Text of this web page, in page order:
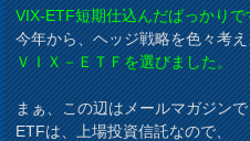
VIX-ETF短期仕込んだばっかり
今年から、ヘッジ戦略を色々考
ＶＩＸ－ＥＴＦを選びました。
まぁ、この辺はメールマガジン
ETFは、上場投資信託なので、